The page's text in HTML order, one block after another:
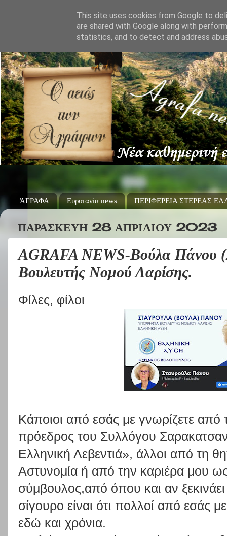
ΆΓΡΑΦΑ Ευρυτανία news ΠΕΡΙΦΕΡΕΙΑ ΣΤΕΡΕΑΣ
ΠΑΡΑΣΚΕΥΉ 28 ΑΠΡΙΛΊΟΥ 2023
AGRAFA NEWS-Βούλα Πάνου
Βουλευτής Νομού Λαρίσης.
Φίλες, φίλοι
Κάποιοι από εσάς με γνωρίζετε από
πρόεδρος του Συλλόγου
Ελληνική Λεβεντιά», άλλοι από τη
Αστυνομία ή από την καριέρα μου
σύμβουλος,από όπου και αν
σίγουρο είναι ότι πολλοί από εσάς
εδώ και χρόνια.
This site uses cookies from Google to
are shared with Google along with
statistics, and to detect and address